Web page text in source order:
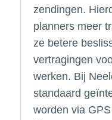
zendingen.
planners meer
ze betere
vertragingen
werken. Bij
standaard
worden via